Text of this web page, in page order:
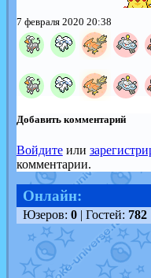
7 февраля 2020 20:38
Добавить комментарий
Войдитеили
комментарии.
Онлайн:
Юзеров: 0| Гостей: 782